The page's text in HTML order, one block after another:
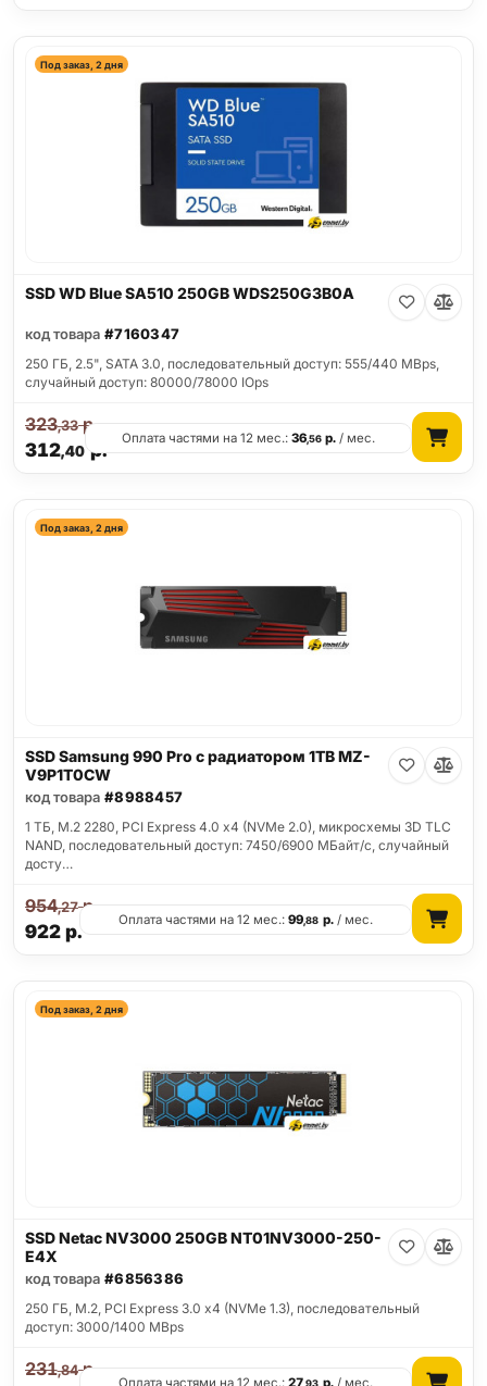
Под заказ, 2 дня
SSD WD Blue SA510 250GB WDS250G3B0A
код товара #7160347
250 ГБ, 2.5", SATA 3.0, последовательный доступ: 555/440 MBps,
случайный доступ: 80000/78000 IOps
312,40р.
323,33р.
Оплата частями на 12 мес.:36,56 р. / мес.
Под заказ, 2 дня
SSD Samsung 990 Pro с радиатором 1TB MZ-
V9P1T0CW
код товара #8988457
1 ТБ, M.2 2280, PCI Express 4.0 x4 (NVMe 2.0), микросхемы 3D TLC
NAND, последовательный доступ: 7450/6900 МБайт/с, случайный
досту…
922р.
954,27р.
Оплата частями на 12 мес.:99,88 р./ мес.
Под заказ, 2 дня
SSD Netac NV3000 250GB NT01NV3000-250-
E4X
код товара #6856386
250 ГБ, M.2, PCI Express 3.0 x4 (NVMe 1.3), последовательный
доступ: 3000/1400 MBps
231,84р.